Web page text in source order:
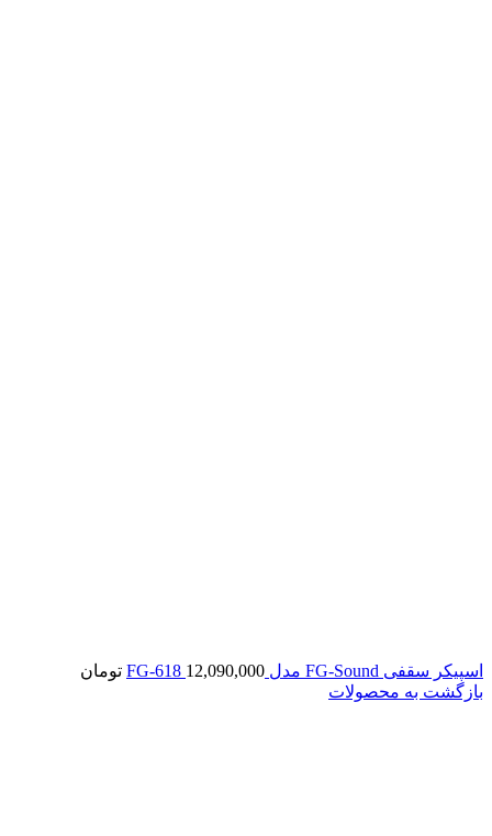
اسپیکر سقفی FG-Sound مدل FG-618 12,090,000
تومان
بازگشت به محصولات